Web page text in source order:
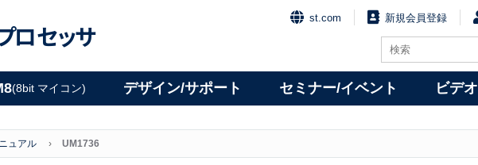
ロセッサ
st.com 新規会員登録
(8bit マイコン) デザイン/サポート セミナー/イベント ビデオ
ュアル UM1736